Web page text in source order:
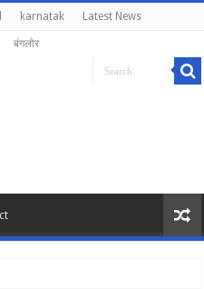
karnatak Latest News
बंगलोर